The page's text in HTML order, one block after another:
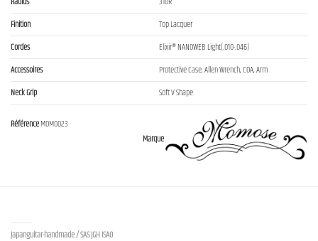
Finition
Top Lacquer
Cordes
Elixir® NANOWEB Light(.010-.046)
Accessoires
Protective Case, Allen Wrench, COA, Arm
Neck Grip
Soft V Shape
Marque
RéférenceMOM0023
Japanguitar-handmade / SAS JGH ISAO